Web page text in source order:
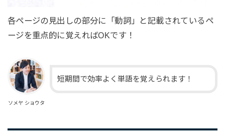
各ページの見出しの部分に「動詞」と記載されているペ
ージを重点的に覚えればOKです！
ソメヤ ショウタ
短期間で効率よく単語を覚えられます！